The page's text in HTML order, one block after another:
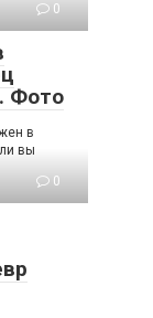
0
Фото
в
вы
0